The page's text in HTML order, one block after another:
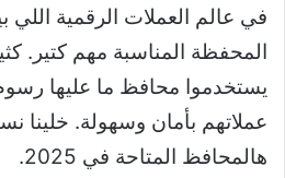
في عالم العملات الرقمية اللي
المحفظة المناسبة مهم كتير.
يستخدموا محافظ ما عليها
عملاتهم بأمان وسهولة.
هالمحافظ المتاحة في 2025.